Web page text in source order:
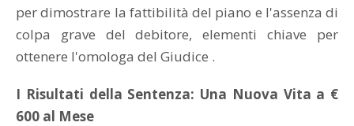
per dimostrare la fattibilità del piano e l'assenza di
colpa grave del debitore, elementi chiave per
ottenere l'omologa del Giudice .
I Risultati della Sentenza: Una Nuova Vita a €
600 al Mese